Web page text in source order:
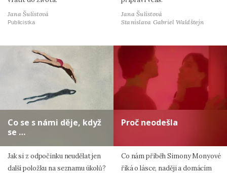
Jana Šulistová
Publicistka
Jana Šulistová
Stanislava Gabriel Waldštejn
Co se s námi děje, když
se …
Jak si z odpočinku neudělat jen
další položku na seznamu úkolů?
Proč neodešla
Co nám příběh Simony Monyové
říká o lásce, naději a domácím